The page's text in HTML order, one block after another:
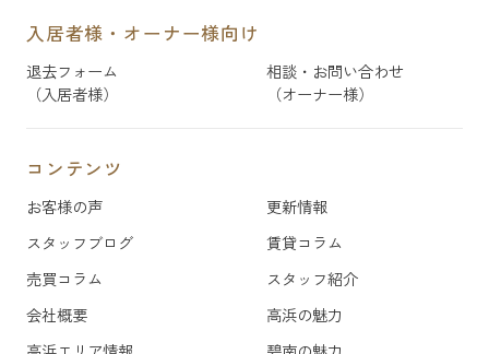
入居者様・オーナー様向け
退去フォーム
（入居者様）
相談・お問い合わせ
（オーナー様）
コンテンツ
お客様の声
更新情報
スタッフブログ
賃貸コラム
売買コラム
スタッフ紹介
会社概要
高浜の魅力